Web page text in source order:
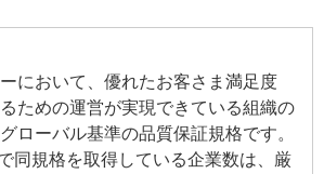
において、優れたお客さま満足度
ための運営が実現できている組織の
ローバル基準の品質保証規格です。
同規格を取得している企業数は、厳